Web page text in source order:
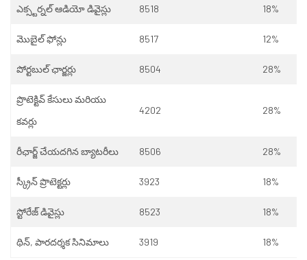
ఎక్స్టర్నల్ ఆడియో డివైస్లు 8518 18%
మొబైల్ ఫోన్లు 8517 12%
పోర్టబుల్ ఛార్జర్లు 8504 28%
ప్రొటెక్టివ్ కేసులు మరియు
కవర్లు
4202 28%
రీఛార్జ్ చేయదగిన బ్యాటరీలు 8506 28%
స్క్రీన్ ప్రొటెక్టర్లు 3923 18%
స్టోరేజ్ డివైస్లు 8523 18%
థిన్, పారదర్శక సినిమాలు 3919 18%